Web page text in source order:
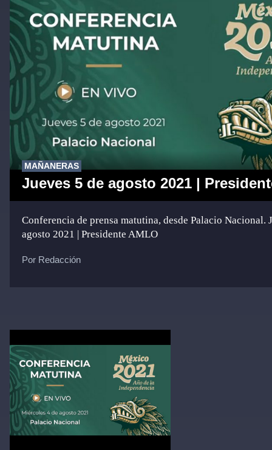
MAÑANERAS
Jueves 5 de agosto 2021 |
Conferencia de prensa matutina, desde Palacio Nacional.
agosto 2021 | Presidente AMLO
Por Redacción